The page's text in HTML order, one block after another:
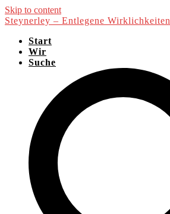
Skip to content
Steynerley – Entlegene Wirklichkeiten
Start
Wir
Suche